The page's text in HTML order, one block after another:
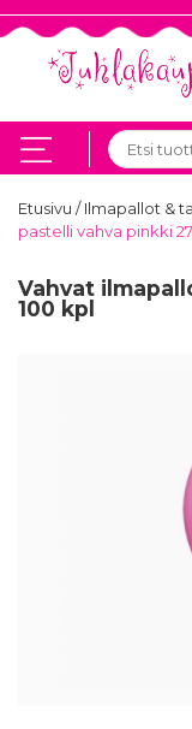
Etusivu /Ilmapallot &
pastelli vahva pinkki
Vahvat
100 kpl